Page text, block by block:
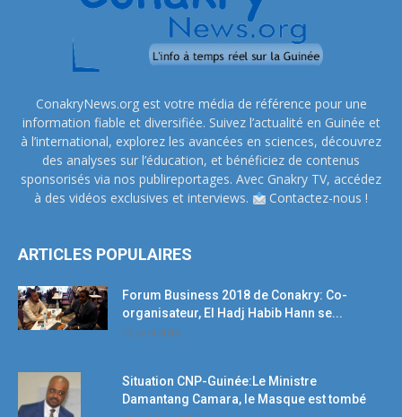
ConakryNews.org est votre média de référence pour une
information fiable et diversifiée. Suivez l’actualité en Guinée et
à l’international, explorez les avancées en sciences, découvrez
des analyses sur l’éducation, et bénéficiez de contenus
sponsorisés via nos publireportages. Avec Gnakry TV, accédez
à des vidéos exclusives et interviews.
Contactez-nous !
ARTICLES POPULAIRES
Forum Business 2018 de Conakry: Co-
organisateur, El Hadj Habib Hann se...
19 avril 2018
Situation CNP-Guinée:Le Ministre
Damantang Camara, le Masque est tombé